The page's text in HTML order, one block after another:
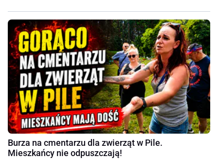
Burza na cmentarzu dla zwierząt w Pile.
Mieszkańcy nie odpuszczają!